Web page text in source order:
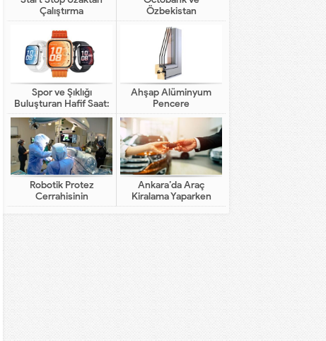
Çalıştırma
Özbekistan
Bankalarının Dijital
Finansal Altyapının
Gelişimindeki Yeni Rolü
Spor ve Şıklığı
Buluşturan Hafif Saat:
HUAWEI WATCH FIT 5
Pro
Ahşap Alüminyum
Pencere
Robotik Protez
Cerrahisinin
Geleneksel Cerrahiden
Farkı Nedir?
Ankara’da Araç
Kiralama Yaparken
Dikkat Edilecekler